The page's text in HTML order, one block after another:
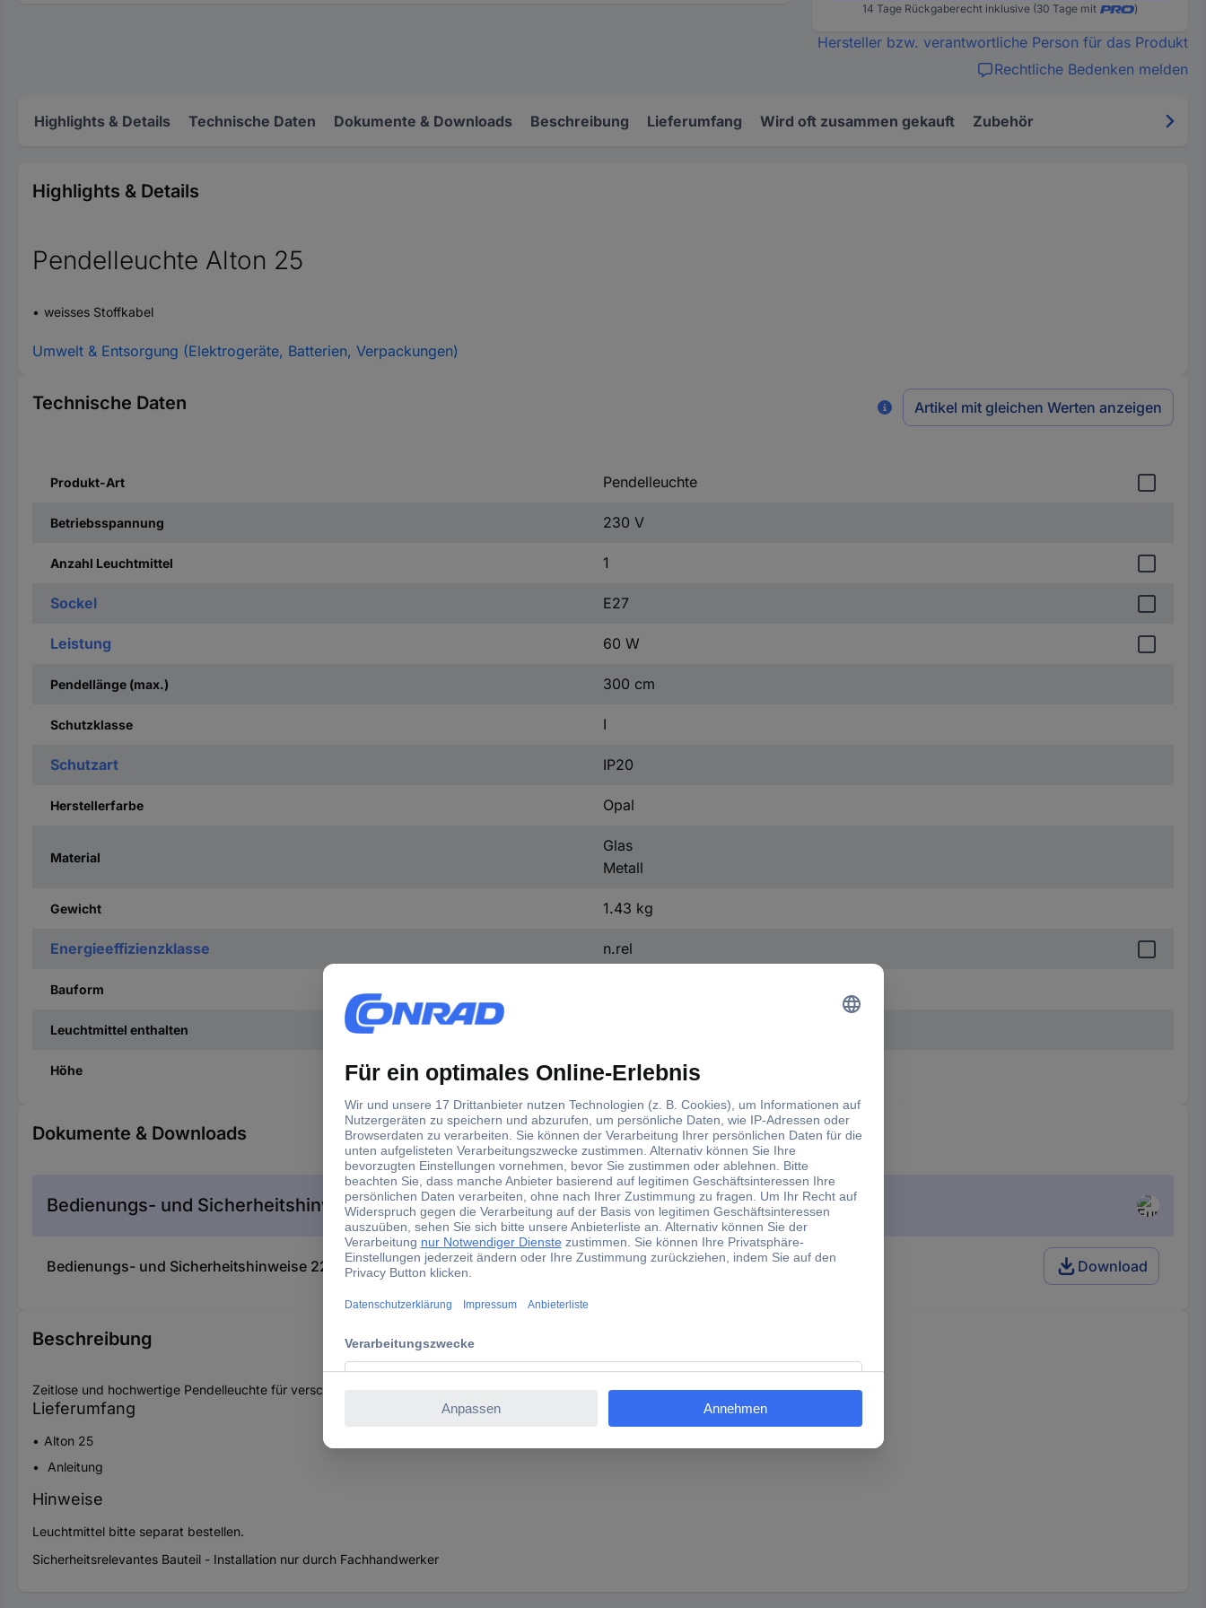
14 Tage Rückgaberecht inklusive (30 Tage mit )
Hersteller bzw. verantwortliche Person für das Produkt
Rechtliche Bedenken melden
Highlights & Details Technische Daten Dokumente & Downloads Beschreibung Lieferumfang Wird oft zusammen gekauft Zubehör
Highlights & Details
Pendelleuchte Alton 25
weisses Stoffkabel
Umwelt & Entsorgung (Elektrogeräte, Batterien, Verpackungen)
Technische Daten Artikel mit gleichen Werten anzeigen
Produkt-Art Pendelleuchte
Betriebsspannung 230 V
Anzahl Leuchtmittel 1
Sockel E27
Leistung 60 W
Pendellänge (max.) 300 cm
Schutzklasse I
Schutzart IP20
Herstellerfarbe Opal
Material
Glas
Metall
Gewicht 1.43 kg
Energieeffizienzklasse n.rel
Bauform
Leuchtmittel enthalten
Höhe 330.00 mm
Dokumente & Downloads
Bedienungs- und Sicherheitshinweise
Bedienungs- und Sicherheitshinweise 2237950 Nordlux Alton 25 47313001 Pendelleuchte E27 60 W Opal Download
Beschreibung
Zeitlose und hochwertige Pendelleuchte für verschiedenste Wohnstile.
Lieferumfang
Alton 25
Anleitung
Hinweise
Leuchtmittel bitte separat bestellen.
Sicherheitsrelevantes Bauteil - Installation nur durch Fachhandwerker